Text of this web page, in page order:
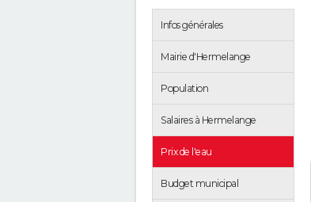
Infos générales
Mairie d'Hermelange
Population
Salaires à Hermelange
Prix de l'eau
Budget municipal